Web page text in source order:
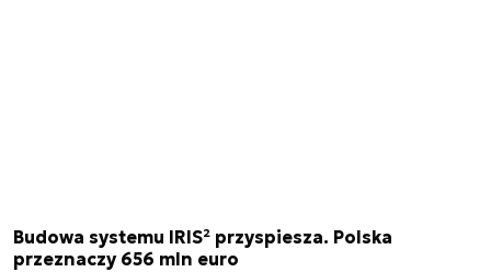
Budowa systemu IRIS² przyspiesza. Polska
przeznaczy 656 mln euro